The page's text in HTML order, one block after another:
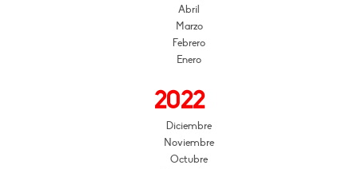
Abril
Marzo
Febrero
Enero
2022
Diciembre
Noviembre
Octubre